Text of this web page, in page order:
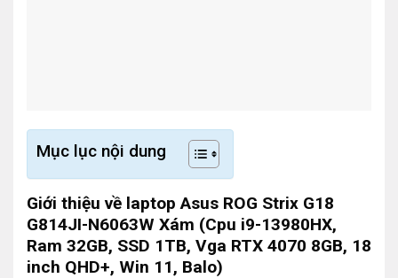
Mục lục nội dung
Giới thiệu về laptop Asus ROG Strix G18
G814JI-N6063W Xám (Cpu i9-13980HX,
Ram 32GB, SSD 1TB, Vga RTX 4070 8GB, 18
inch QHD+, Win 11, Balo)